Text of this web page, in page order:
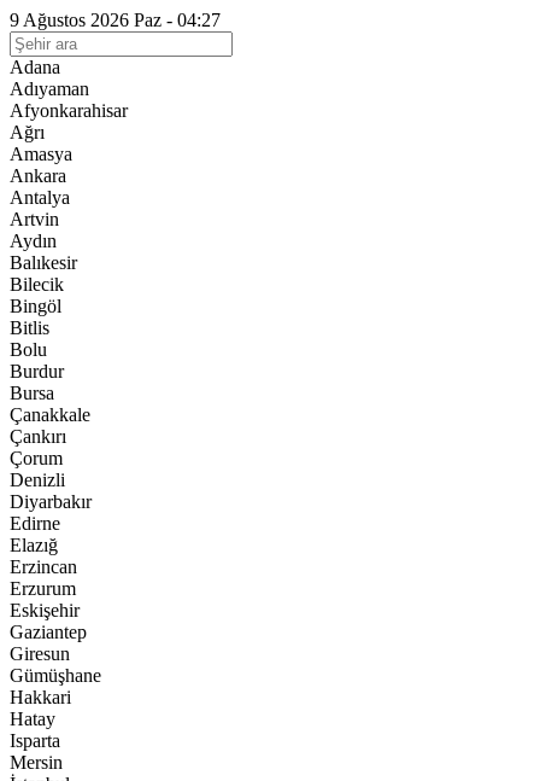
9 Ağustos 2026 Paz - 04:27
Adana
Adıyaman
Afyonkarahisar
Ağrı
Amasya
Ankara
Antalya
Artvin
Aydın
Balıkesir
Bilecik
Bingöl
Bitlis
Bolu
Burdur
Bursa
Çanakkale
Çankırı
Çorum
Denizli
Diyarbakır
Edirne
Elazığ
Erzincan
Erzurum
Eskişehir
Gaziantep
Giresun
Gümüşhane
Hakkari
Hatay
Isparta
Mersin